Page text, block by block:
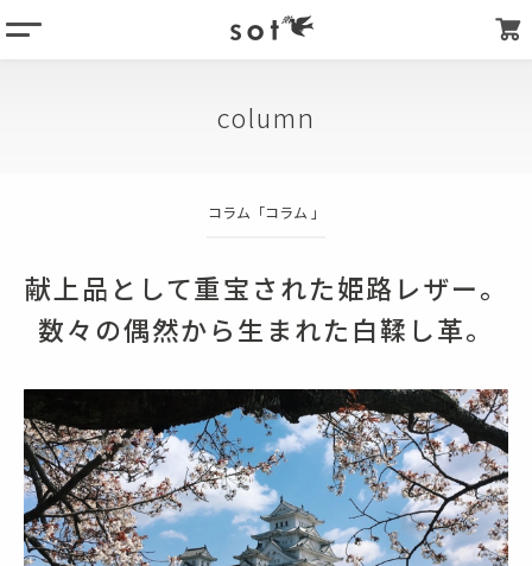
products
store list
column
コラム「コラム 」
献上品として重宝された姫路レザー。
数々の偶然から生まれた白鞣し革。